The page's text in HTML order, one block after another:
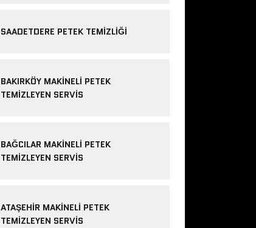
SAADETDERE PETEK TEMIZLIĞI
BAKIRKÖY MAKINELI PETEK
TEMIZLEYEN SERVIS
BAĞCILAR MAKINELI PETEK
TEMIZLEYEN SERVIS
ATAŞEHIR MAKINELI PETEK
TEMIZLEYEN SERVIS